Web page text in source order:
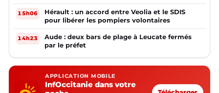
15h06
Hérault : un accord entre Veolia et le SDIS
pour libérer les pompiers volontaires
14h23
Aude : deux bars de plage à Leucate fermés
par le préfet
APPLICATION MOBILE
InfOccitanie dans votre